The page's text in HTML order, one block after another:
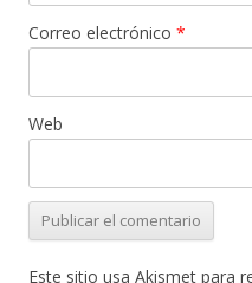
Correo electrónico *
Web
Este sitio usa Akismet para